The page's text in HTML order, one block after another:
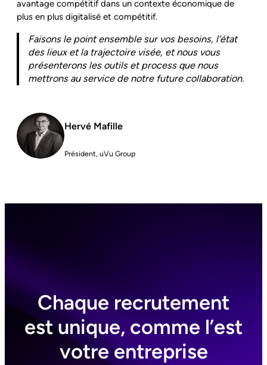
avantage compétitif dans un contexte économique de
plus en plus digitalisé et compétitif.
Faisons le point ensemble sur vos besoins, l’état
des lieux et la trajectoire visée, et nous vous
présenterons les outils et process que nous
mettrons au service de notre future collaboration.
Hervé Mafille
Président, uVu Group
Chaque recrutement
est unique, comme l’est
votre entreprise